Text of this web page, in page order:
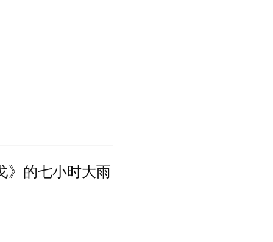
》的七小时大雨